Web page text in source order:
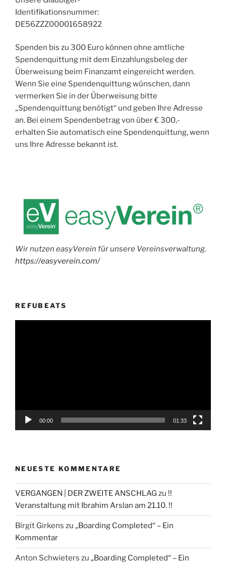
Identifikationsnummer:
DE56ZZZ00001658922
Spenden bis zu 300 Euro können ohne amtliche
Spendenquittung mit dem Einzahlungsbeleg der
Überweisung beim Finanzamt eingereicht werden.
Wenn Sie eine Spendenquittung wünschen, dann
vermerken Sie in der Überweisung bitte
„Spendenquittung benötigt“ und geben Ihre Adresse
an. Bei einem Spendenbetrag von über € 300,-
erhalten Sie automatisch eine Spendenquittung, wenn
uns Ihre Adresse bekannt ist.
Wir nutzen easyVerein für unsere Vereinsverwaltung.
https://easyverein.com/
REFUBEATS
00:00 01:33
NEUESTE KOMMENTARE
VERGANGEN | DER ZWEITE ANSCHLAG zu !!
Veranstaltung mit Ibrahim Arslan am 21.10. !!
Birgit Girkens zu „Boarding Completed“ – Ein
Kommentar
Anton Schwieters zu „Boarding Completed“ – Ein